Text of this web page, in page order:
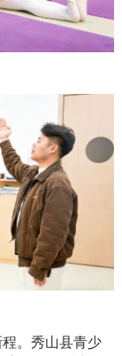
。秀山县青少